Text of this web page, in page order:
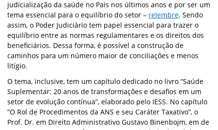
judicialização da saúde no País nos últimos anos e por ser um
tema essencial para o equilíbrio do setor – relembre. Sendo
assim, o Poder Judiciário tem papel essencial para trazer o
equilíbrio entre as normas regulamentares e os direitos dos
beneficiários. Dessa forma, é possível a construção de
caminhos para um número maior de conciliações e menos
litígio.
O tema, inclusive, tem um capítulo dedicado no livro “Saúde
Suplementar: 20 anos de transformações e desafios em um
setor de evolução contínua”, elaborado pelo IESS. No capítulo
“O Rol de Procedimentos da ANS e seu Caráter Taxativo”, o
Prof. Dr. em Direito Administrativo Gustavo Binenbojm, em de